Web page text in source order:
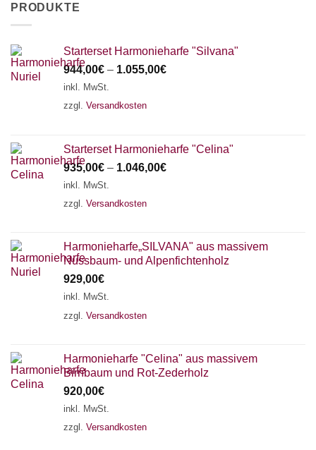
PRODUKTE
Starterset Harmonieharfe "Silvana"
944,00€ – 1.055,00€
inkl. MwSt.
zzgl. Versandkosten
Starterset Harmonieharfe "Celina"
935,00€ – 1.046,00€
inkl. MwSt.
zzgl. Versandkosten
Harmonieharfe„SILVANA" aus massivem
Nussbaum- und Alpenfichtenholz
929,00€
inkl. MwSt.
zzgl. Versandkosten
Harmonieharfe "Celina" aus massivem
Birnbaum und Rot-Zederholz
920,00€
inkl. MwSt.
zzgl. Versandkosten